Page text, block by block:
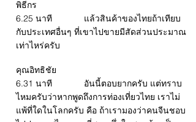
พิธีกร
6.25 นาที แล้วสินค้าของไทยถ้าเทียบ
กับประเทศอื่นๆ ที่เขาไปขายมีสัดส่วนประมาณ
เท่าไหร่ครับ
คุณอิทธิชัย
6.31 นาที อันนี้ตอบยากครับ แต่ทราบ
ไหมครับว่าหากพูดถึงการท่องเที่ยวไทย เราไม่
แพ้ที่ใดในโลกครับ คือ ถ้าเรามองว่าคนจีนชอบ